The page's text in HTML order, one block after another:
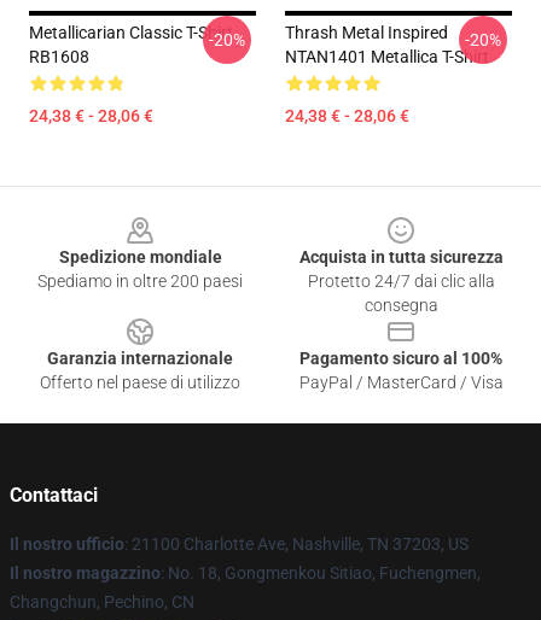
Metallicarian Classic T-Shirt
RB1608
24,38 € - 28,06 €
-20%
Thrash Metal Inspired
NTAN1401 Metallica T-Shirt
24,38 € - 28,06 €
-20%
Spedizione mondiale
Spediamo in oltre 200 paesi
Acquista in tutta sicurezza
Protetto 24/7 dai clic alla
consegna
Garanzia internazionale
Offerto nel paese di utilizzo
Pagamento sicuro al 100%
PayPal / MasterCard / Visa
Contattaci
Il nostro ufficio: 21100 Charlotte Ave, Nashville, TN 37203, US
Il nostro magazzino: No. 18, Gongmenkou Sitiao, Fuchengmen,
Changchun, Pechino, CN